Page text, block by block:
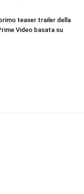
teaser trailer della
Video basata su